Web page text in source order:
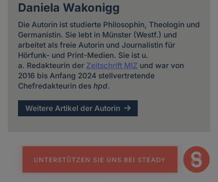
Daniela Wakonigg
Die Autorin ist studierte Philosophin, Theologin und
Germanistin. Sie lebt in Münster (Westf.) und
arbeitet als freie Autorin und Journalistin für
Hörfunk- und Print-Medien. Sie ist u.
a. Redakteurin der Zeitschrift MIZ und war von
2016 bis Anfang 2024 stellvertretende
Chefredakteurin des hpd.
Weitere Artikel der Autorin